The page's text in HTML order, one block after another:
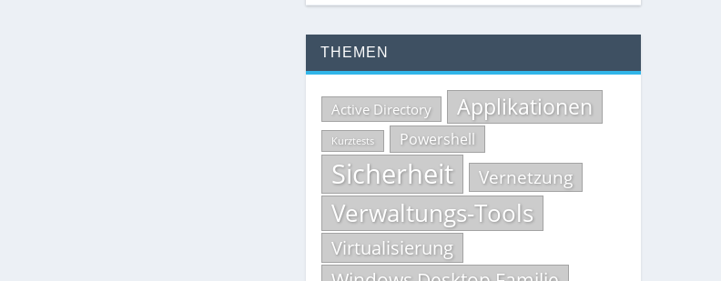
THEMEN
Active Directory Applikationen
Kurztests Powershell
Sicherheit Vernetzung
Verwaltungs-Tools
Virtualisierung